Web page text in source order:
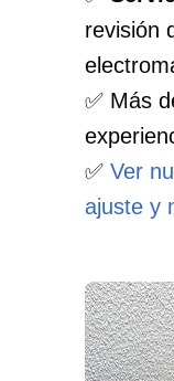
revisión
✅ Más
✅ Ver
ajuste y